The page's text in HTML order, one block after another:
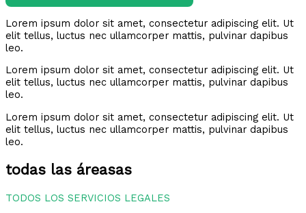
Lorem ipsum dolor sit amet, consectetur adipiscing elit. Ut
elit tellus, luctus nec ullamcorper mattis, pulvinar dapibus
leo.
Lorem ipsum dolor sit amet, consectetur adipiscing elit. Ut
elit tellus, luctus nec ullamcorper mattis, pulvinar dapibus
leo.
Lorem ipsum dolor sit amet, consectetur adipiscing elit. Ut
elit tellus, luctus nec ullamcorper mattis, pulvinar dapibus
leo.
todas las áreasas
TODOS LOS SERVICIOS LEGALES